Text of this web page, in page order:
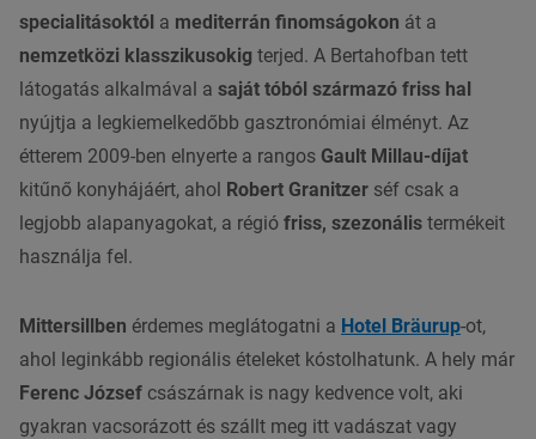
specialitásoktól a mediterrán finomságokon át a
nemzetközi klasszikusokig terjed. A Bertahofban tett
látogatás alkalmával a saját tóból származó friss hal
nyújtja a legkiemelkedőbb gasztronómiai élményt. Az
étterem 2009-ben elnyerte a rangos Gault Millau-díjat
kitűnő konyhájáért, ahol Robert Granitzer séf csak a
legjobb alapanyagokat, a régió friss, szezonális termékeit
használja fel.
Mittersillben érdemes meglátogatni a Hotel Bräurup-ot,
ahol leginkább regionális ételeket kóstolhatunk. A hely már
Ferenc József császárnak is nagy kedvence volt, aki
gyakran vacsorázott és szállt meg itt vadászat vagy